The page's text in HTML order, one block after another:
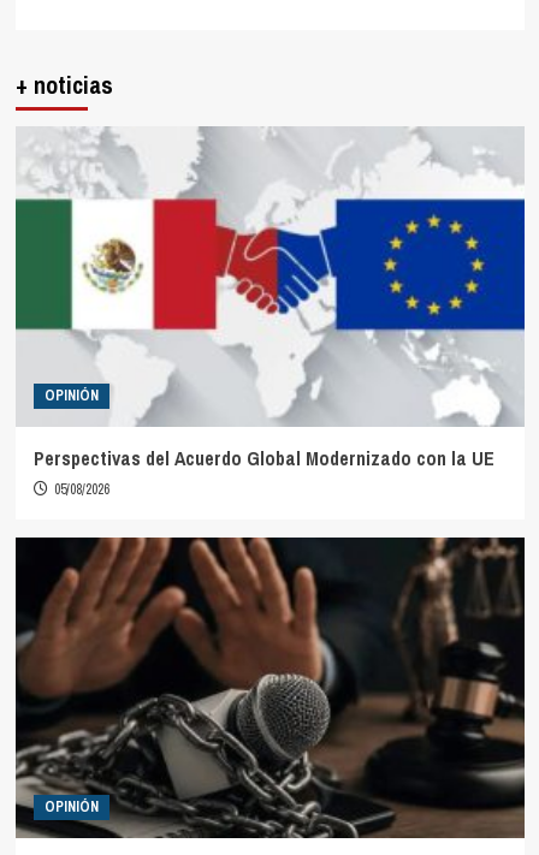
+ noticias
OPINIÓN
Perspectivas del Acuerdo Global Modernizado con la UE
05/08/2026
OPINIÓN